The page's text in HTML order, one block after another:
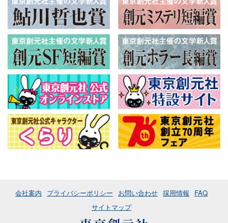
会社案内 プライバシーポリシー お問い合わせ 採用情報
FAQ
サイトマップ